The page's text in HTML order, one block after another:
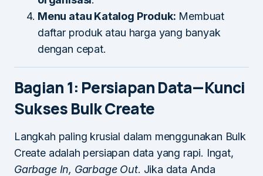
Menu atau Katalog Produk: Membuat
daftar produk atau harga yang banyak
dengan cepat.
Bagian 1: Persiapan Data—Kunci
Sukses Bulk Create
Langkah paling krusial dalam menggunakan Bulk
Create adalah persiapan data yang rapi. Ingat,
Garbage In, Garbage Out. Jika data Anda